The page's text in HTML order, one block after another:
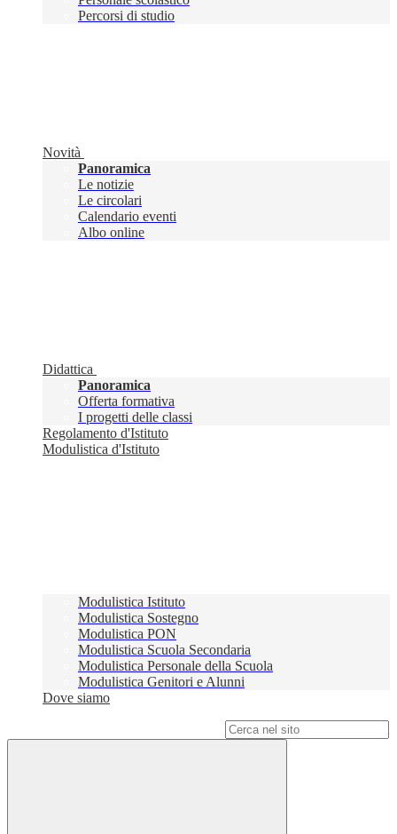
Percorsi di studio
Novità
Panoramica
Le notizie
Le circolari
Calendario eventi
Albo online
Didattica
Panoramica
Offerta formativa
I progetti delle classi
Regolamento d'Istituto
Modulistica d'Istituto
Modulistica Istituto
Modulistica Sostegno
Modulistica PON
Modulistica Scuola Secondaria
Modulistica Personale della Scuola
Modulistica Genitori e Alunni
Dove siamo